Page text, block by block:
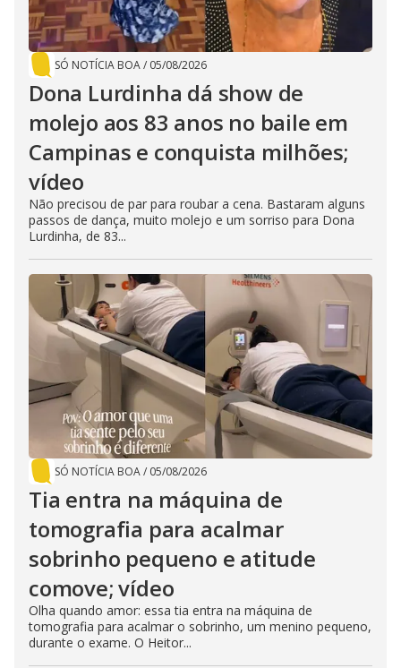
SÓ NOTÍCIA BOA/ 05/08/2026
Dona Lurdinha dá show de
molejo aos 83 anos no baile em
Campinas e conquista milhões;
vídeo
Não precisou de par para roubar a cena. Bastaram alguns
passos de dança, muito molejo e um sorriso para Dona
Lurdinha, de 83...
SÓ NOTÍCIA BOA/ 05/08/2026
Tia entra na máquina de
tomografia para acalmar
sobrinho pequeno e atitude
comove; vídeo
Olha quando amor: essa tia entra na máquina de
tomografia para acalmar o sobrinho, um menino pequeno,
durante o exame. O Heitor...